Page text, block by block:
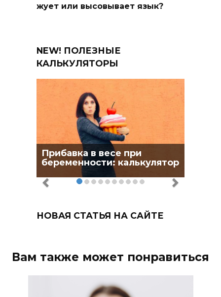
жует или высовывает язык?
NEW! ПОЛЕЗНЫЕ
КАЛЬКУЛЯТОРЫ
Прибавка в весе при
беременности: калькулятор
НОВАЯ СТАТЬЯ НА САЙТЕ
Вам также может понравиться